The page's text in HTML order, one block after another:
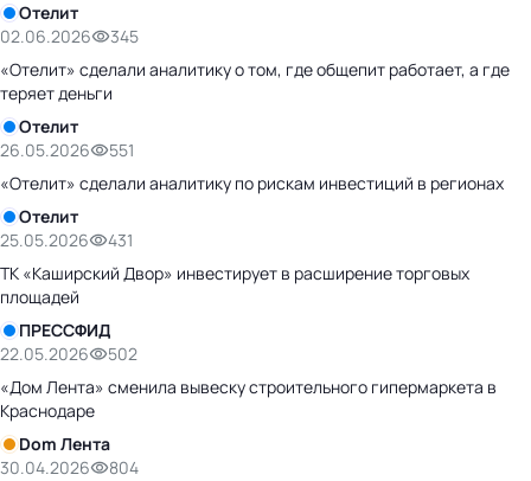
Отелит
02.06.2026
345
«Отелит» сделали аналитику о том, где общепит работает, а где
теряет деньги
Отелит
26.05.2026
551
«Отелит» сделали аналитику по рискам инвестиций в регионах
Отелит
25.05.2026
431
ТК «Каширский Двор» инвестирует в расширение торговых
площадей
ПРЕССФИД
22.05.2026
502
«Дом Лента» сменила вывеску строительного гипермаркета в
Краснодаре
Dom Лента
30.04.2026
804